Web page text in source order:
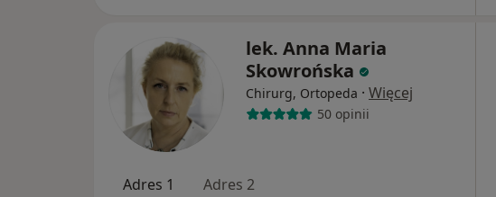
lek. Anna Maria
Skowrońska
Chirurg, Ortopeda · Więcej
50 opinii
Adres 1 Adres 2